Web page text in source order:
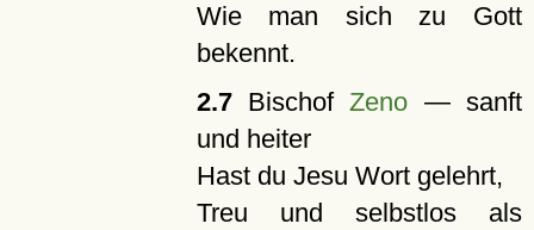
Wie man sich zu Gott
bekennt.
2.7BischofZeno — sanft
und heiter
Hast du Jesu Wort gelehrt,
Treu und selbstlos als